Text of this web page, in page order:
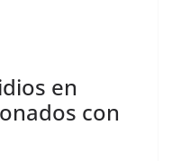
en
con